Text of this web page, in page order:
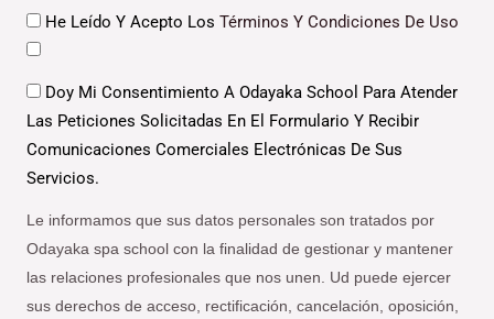
DatosHe Leído Y Acepto Los Términos Y Condiciones De Uso
DatosDoy Mi Consentimiento A Odayaka School Para Atender
Las Peticiones Solicitadas En El Formulario Y Recibir
Comunicaciones Comerciales Electrónicas De Sus
Servicios.
Le informamos que sus datos personales son tratados por
Odayaka spa school con la finalidad de gestionar y mantener
las relaciones profesionales que nos unen. Ud puede ejercer
sus derechos de acceso, rectificación, cancelación, oposición,